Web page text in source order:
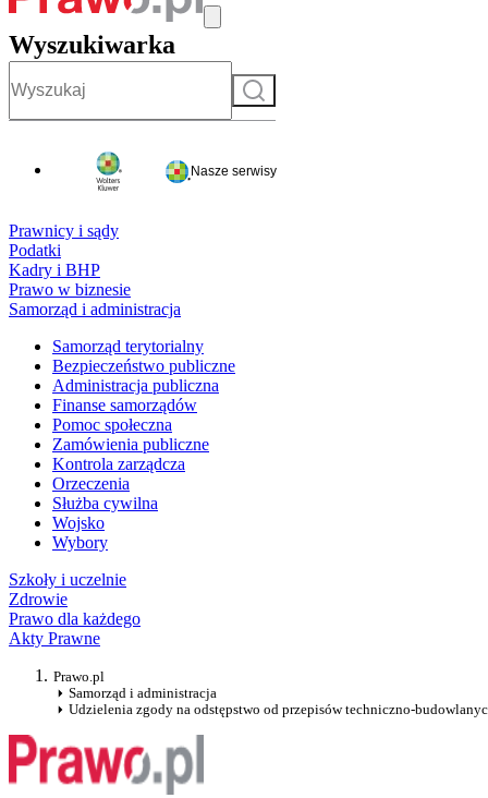
Wyszukiwarka
Szukaj
Nasze serwisy
Prawnicy i sądy
Podatki
Kadry i BHP
Prawo w biznesie
Samorząd i administracja
Samorząd terytorialny
Bezpieczeństwo publiczne
Administracja publiczna
Finanse samorządów
Pomoc społeczna
Zamówienia publiczne
Kontrola zarządcza
Orzeczenia
Służba cywilna
Wojsko
Wybory
Szkoły i uczelnie
Zdrowie
Prawo dla każdego
Akty Prawne
Prawo.pl
Samorząd i administracja
Udzielenia zgody na odstępstwo od przepisów techniczno-